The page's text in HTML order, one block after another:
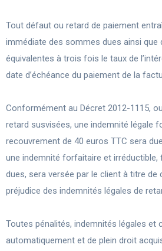
Tout défaut ou retard de paiement
immédiate des sommes dues ainsi que
équivalentes à trois fois le taux de
date d’échéance du paiement de la
Conformément au Décret 2012-1115,
retard susvisées, une indemnité légale
recouvrement de 40 euros TTC sera
une indemnité forfaitaire et irréductible,
dues, sera versée par le client à titre de
préjudice des indemnités légales de
Toutes pénalités, indemnités légales et
automatiquement et de plein droit